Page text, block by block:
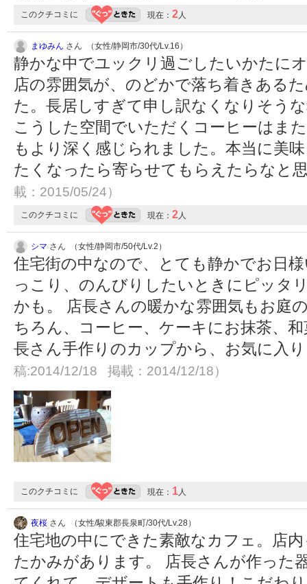
このクチコミに 現在： 2人
まゆみん さん （女性/静岡市/30代/Lv.16）
静かな中でユックリ過ごしたいかたに
店の雰囲気が、のどかで落ち着きある
た。長居しすぎて申し訳なくなりそう
こうした空間でいただくコーヒーはま
もより深く感じられました。本当に美
たくなったら寄らせてもらえたらなと
載：2015/05/24）
このクチコミに 現在： 2人
シマ さん （女性/静岡市/50代/Lv.2）
住宅街の中なので、とても静かでお日
っこり、のんびりしたいときにピッタ
かも。 店長さんの暖かな雰囲気もお庭
ちろん、コーヒー、ケーキにお抹茶、
長さん手作りのカップから、お気に入
稿:2014/12/18 掲載：2014/12/18）
このクチコミに 現在： 1人
夜桜 さん （女性/駿東郡長泉町/30代/Lv.28）
住宅地の中にできた素敵なカフェ。店
たかみがあります。 店長さんが作った